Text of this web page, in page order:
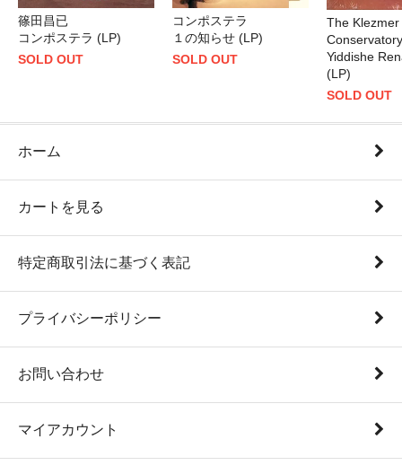
篠田昌已
コンポステラ (LP)
SOLD OUT
コンポステラ
１の知らせ (LP)
SOLD OUT
The Klezmer
Yiddishe
(LP)
SOLD OUT
ホーム
カートを見る
特定商取引法に基づく表記
プライバシーポリシー
お問い合わせ
マイアカウント